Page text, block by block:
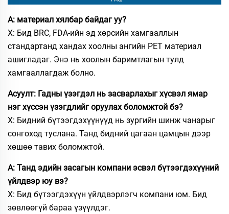
А: материал хялбар байдаг уу?
Х: Бид BRC, FDA-ийн эд хөрсийн хамгааллын
стандартанд хандах хоолны ангийн PET материал
ашигладаг. Энэ нь хоолын баримтлагын тулд
хамгааллагдаж болно.
Асуулт: Гадны үзэгдэл нь засварлахыг хүсвэл ямар
нэг хүссэн үзэгдлийг оруулах боломжтой бэ?
Х: Бидний бүтээгдэхүүнүүд нь зургийн шинж чанарыг
сонгоход туслана. Танд бидний цагаан цамцын дээр
хөшөө тавих боломжтой.
А: Танд эдийн засагын компани эсвэл бүтээгдэхүүний
үйлдвэр юу вэ?
Х: Бид бүтээгдэхүүн үйлдвэрлэгч компани юм. Бид
зөвлөөгүй бараа үзүүлдэг.